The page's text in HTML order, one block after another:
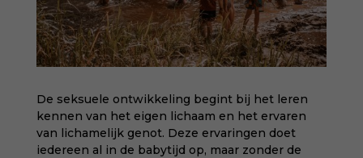
De seksuele ontwikkeling begint bij het leren
kennen van het eigen lichaam en het ervaren
van lichamelijk genot. Deze ervaringen doet
iedereen al in de babytijd op, maar zonder de